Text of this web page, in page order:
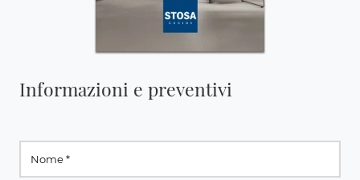
Informazioni e preventivi